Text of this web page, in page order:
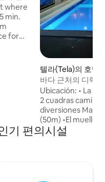
where
min.
for
텔라(Tela)의 호텔
바다 근처의 디럭
Ubicación: • La
2 cuadras
diversiones Magic
(50m) •El muelle, Boulevard Costero a
900m (4 cuadras)
Discotecas,
기 편의시설